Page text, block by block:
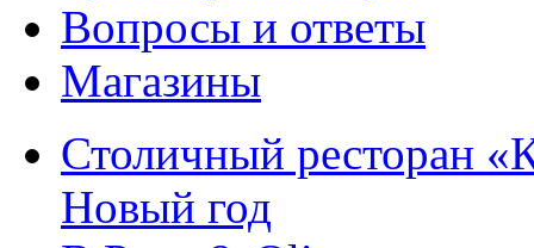
Вопросы и ответы
Магазины
Столичный ресторан
Новый год